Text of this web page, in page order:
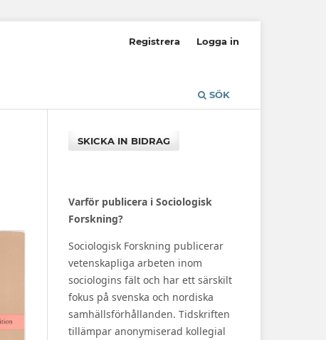
SÖK
Registrera Logga in
SKICKA IN BIDRAG
Varför publicera i Sociologisk
Forskning?
Sociologisk Forskning publicerar
vetenskapliga arbeten inom
sociologins fält och har ett särskilt
fokus på svenska och nordiska
samhällsförhållanden. Tidskriften
tillämpar anonymiserad kollegial